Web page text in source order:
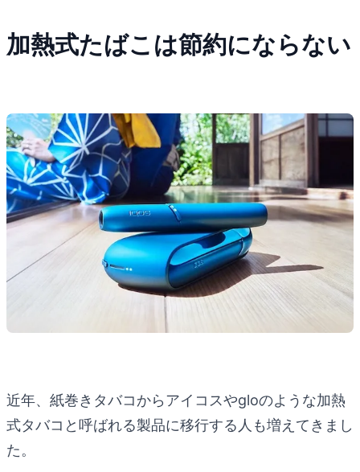
加熱式たばこは節約にならない
近年、紙巻きタバコからアイコスやgloのような加熱
式タバコと呼ばれる製品に移行する人も増えてきまし
た。